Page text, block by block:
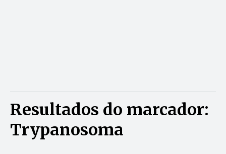
Resultados do marcador:
Trypanosoma